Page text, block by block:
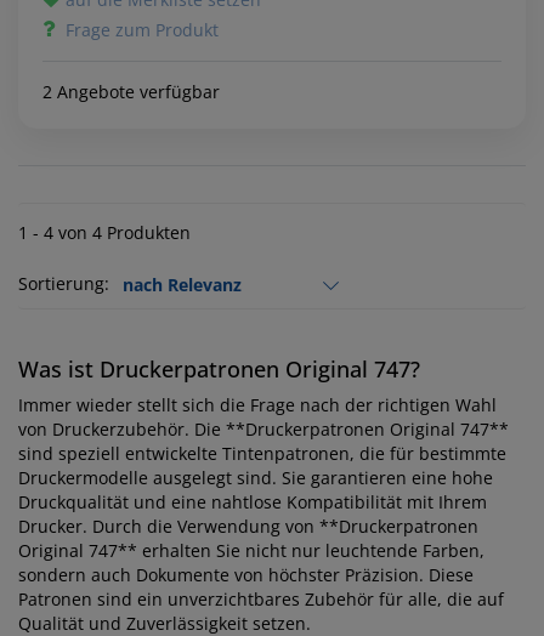
Frage zum Produkt
2 Angebote verfügbar
1 - 4 von 4 Produkten
Sortierung:
Was ist Druckerpatronen Original 747?
Immer wieder stellt sich die Frage nach der richtigen Wahl
von Druckerzubehör. Die **Druckerpatronen Original 747**
sind speziell entwickelte Tintenpatronen, die für bestimmte
Druckermodelle ausgelegt sind. Sie garantieren eine hohe
Druckqualität und eine nahtlose Kompatibilität mit Ihrem
Drucker. Durch die Verwendung von **Druckerpatronen
Original 747** erhalten Sie nicht nur leuchtende Farben,
sondern auch Dokumente von höchster Präzision. Diese
Patronen sind ein unverzichtbares Zubehör für alle, die auf
Qualität und Zuverlässigkeit setzen.